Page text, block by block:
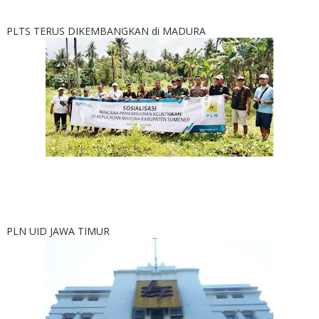
PLTS TERUS DIKEMBANGKAN di MADURA
PLN UID JAWA TIMUR